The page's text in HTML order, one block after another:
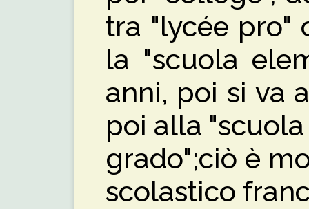
tra "lycée pro"
la "scuola
anni, poi si va
poi alla
grado";ciò è
scolastico